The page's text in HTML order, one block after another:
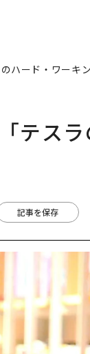
ハード・ワーキン
テス
記事を保存